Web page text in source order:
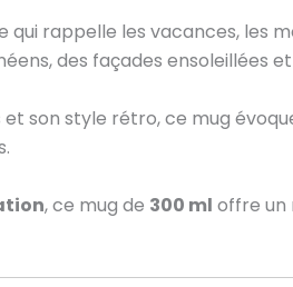
rappelle les vacances, les
des façades ensoleillées
son style rétro, ce mug
, ce mug de 300 ml offre un